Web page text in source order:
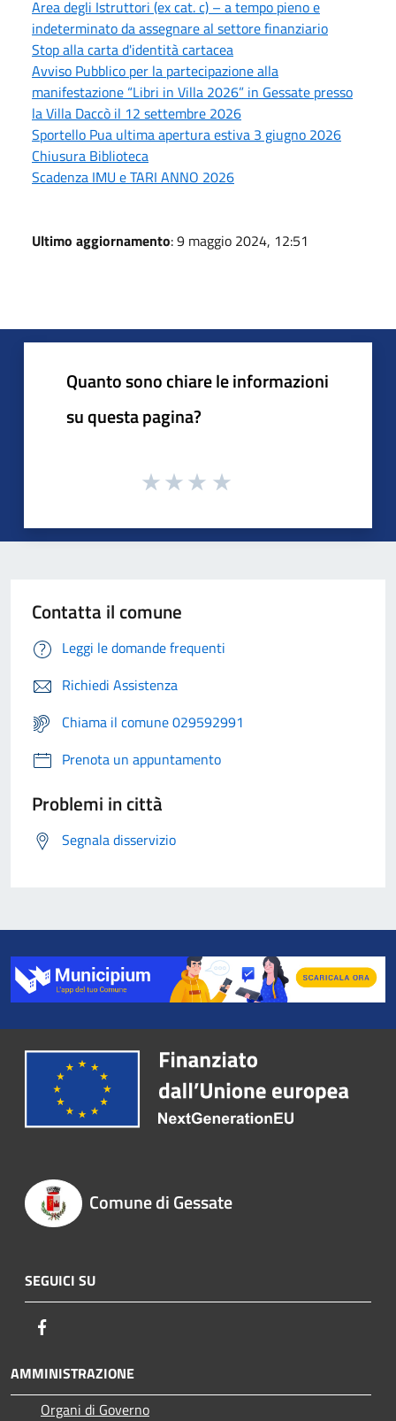
Area degli Istruttori (ex cat. c) – a tempo pieno e
indeterminato da assegnare al settore finanziario
Stop alla carta d'identità cartacea
Avviso Pubblico per la partecipazione alla
manifestazione “Libri in Villa 2026” in Gessate presso
la Villa Daccò il 12 settembre 2026
Sportello Pua ultima apertura estiva 3 giugno 2026
Chiusura Biblioteca
Scadenza IMU e TARI ANNO 2026
Ultimo aggiornamento: 9 maggio 2024, 12:51
Quanto sono chiare le informazioni
su questa pagina?
Contatta il comune
Leggi le domande frequenti
Richiedi Assistenza
Chiama il comune 029592991
Prenota un appuntamento
Problemi in città
Segnala disservizio
Comune di Gessate
SEGUICI SU
AMMINISTRAZIONE
Organi di Governo